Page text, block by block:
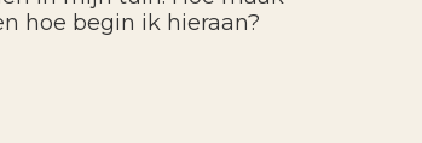
hoe begin ik hieraan?